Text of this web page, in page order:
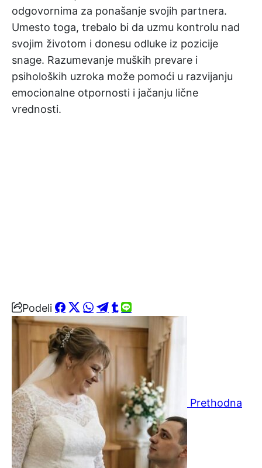
odgovornima za ponašanje svojih partnera.
Umesto toga, trebalo bi da uzmu kontrolu nad
svojim životom i donesu odluke iz pozicije
snage. Razumevanje muških prevare i
psiholoških uzroka može pomoći u razvijanju
emocionalne otpornosti i jačanju lične
vrednosti.
Podeli
Prethodna